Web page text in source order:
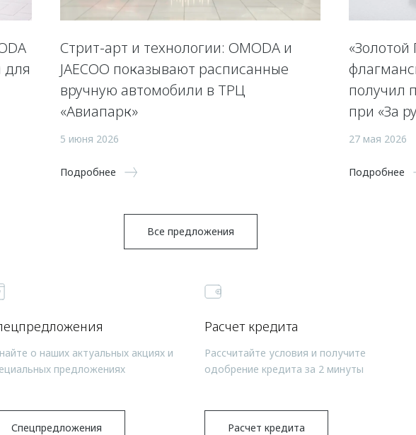
для
Стрит-арт и технологии: OMODA и
JAECOO показывают расписанные
вручную автомобили в ТРЦ
«Авиапарк»
5 июня 2026
Подробнее
получил
при «За
27 мая 2026
Подробнее
Все предложения
о наших актуальных акциях и
предложениях
Спецпредложения
Расчет кредита
Рассчитайте условия и получите
одобрение кредита за 2 минуты
Расчет кредита